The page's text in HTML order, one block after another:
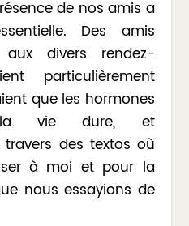
de nos amis a
Des amis
aux divers rendez-
particulièrement
que les hormones
la vie dure, et
travers des textos où
à moi et pour la
nous essayions de